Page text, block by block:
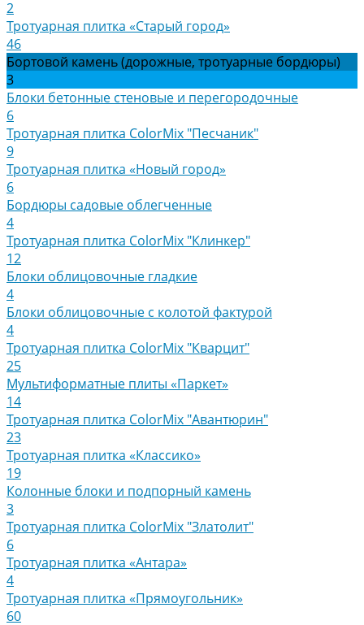
2
Тротуарная плитка «Старый город»
46
Бортовой камень (дорожные, тротуарные бордюры)
3
Блоки бетонные стеновые и перегородочные
6
Тротуарная плитка ColorMix "Песчаник"
9
Тротуарная плитка «Новый город»
6
Бордюры садовые облегченные
4
Тротуарная плитка ColorMix "Клинкер"
12
Блоки облицовочные гладкие
4
Блоки облицовочные с колотой фактурой
4
Тротуарная плитка ColorMix "Кварцит"
25
Мультиформатные плиты «Паркет»
14
Тротуарная плитка ColorMix "Авантюрин"
23
Тротуарная плитка «Классико»
19
Колонные блоки и подпорный камень
3
Тротуарная плитка ColorMix "Златолит"
6
Тротуарная плитка «Антара»
4
Тротуарная плитка «Прямоугольник»
60